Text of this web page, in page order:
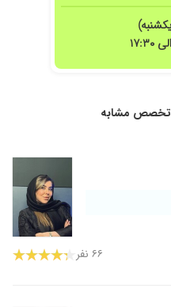
تخصص مشابه
۶۶ نفر